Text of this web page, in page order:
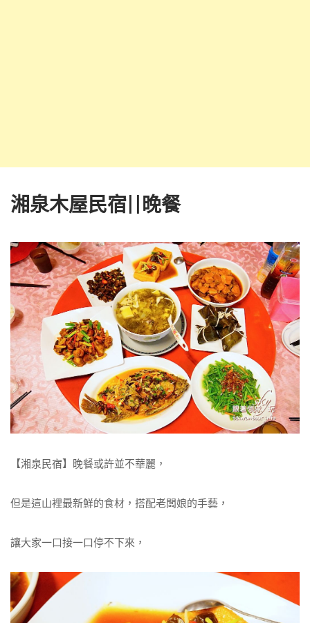
湘泉木屋民宿||晚餐
【湘泉民宿】晚餐或許並不華麗，
但是這山裡最新鮮的食材，搭配老闆娘的手藝，
讓大家一口接一口停不下來，